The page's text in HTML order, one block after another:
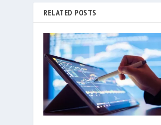
RELATED POSTS